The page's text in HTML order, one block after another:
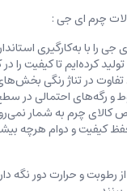
چرم ای جی :
را با به‌کارگیری
کرده‌ایم تا کیفیت را در
تفاوت در تناژ رنگی
رگه‌‌های احتمالی در
کالای چرم به شمار
حفظ کیفیت و دوام هرچه
رطوبت و حرارت دور نگه